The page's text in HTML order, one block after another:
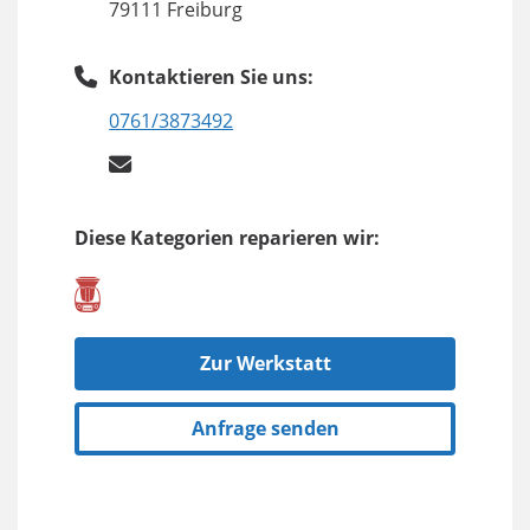
79111 Freiburg
Kontaktieren Sie uns:
0761/3873492
Diese Kategorien reparieren wir:
Zur Werkstatt
Anfrage senden